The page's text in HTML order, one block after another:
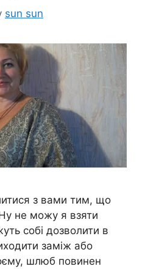
sun sun
з вами тим, що
не можу я взяти
собі дозволити в
заміж або
шлюб повинен